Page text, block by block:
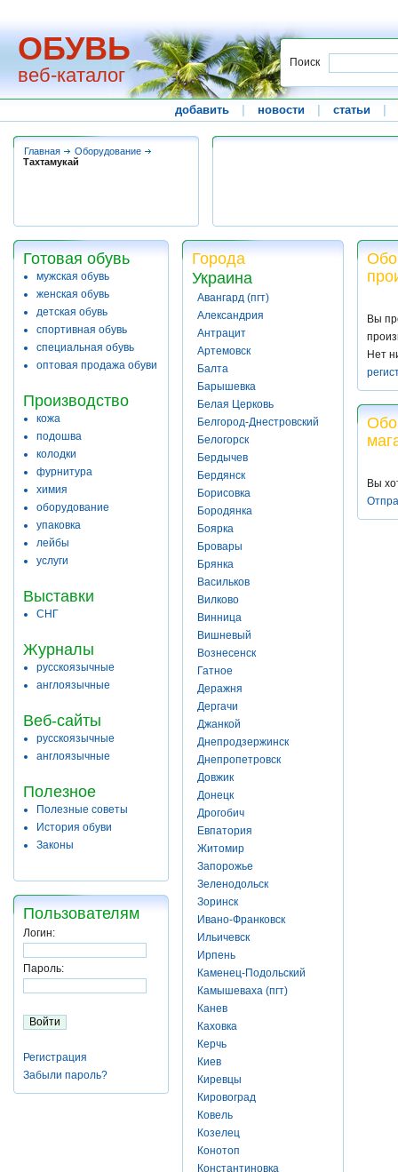
ОБУВЬ
веб-каталог
Поиск
добавить новости статьи
Главная
Оборудование
Тахтамукай
Готовая обувь
мужская обувь
женская обувь
детская обувь
спортивная обувь
специальная обувь
оптовая продажа обуви
Производство
кожа
подошва
колодки
фурнитура
химия
оборудование
упаковка
лейбы
услуги
Выставки
СНГ
Журналы
русскоязычные
англоязычные
Веб-сайты
русскоязычные
англоязычные
Полезное
Полезные советы
История обуви
Законы
Пользователям
Логин:
Пароль:
Регистрация
Забыли пароль?
Города
Украина
Авангард (пгт)
Александрия
Антрацит
Артемовск
Балта
Барышевка
Белая Церковь
Белгород-Днестровский
Белогорск
Бердычев
Бердянск
Борисовка
Бородянка
Боярка
Бровары
Брянка
Васильков
Вилково
Винница
Вишневый
Вознесенск
Гатное
Деражня
Дергачи
Джанкой
Днепродзержинск
Днепропетровск
Довжик
Донецк
Дрогобич
Евпатория
Житомир
Запорожье
Зеленодольск
Зоринск
Ивано-Франковск
Ильичевск
Ирпень
Каменец-Подольский
Камышеваха (пгт)
Канев
Каховка
Керчь
Киев
Киревцы
Кировоград
Ковель
Козелец
Конотоп
Константиновка
Вы
Нет
Вы